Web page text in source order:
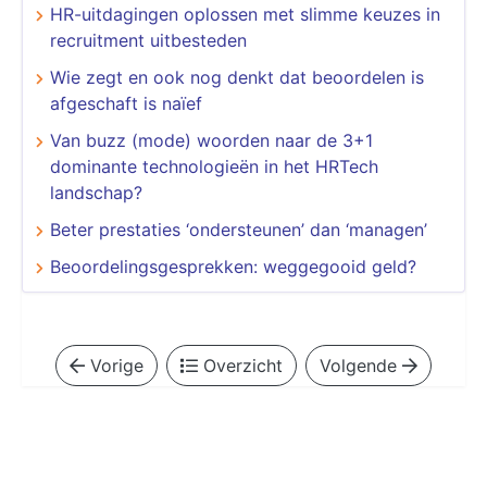
HR-uitdagingen oplossen met slimme keuzes in
recruitment uitbesteden
Wie zegt en ook nog denkt dat beoordelen is
afgeschaft is naïef
Van buzz (mode) woorden naar de 3+1
dominante technologieën in het HRTech
landschap?
Beter prestaties ‘ondersteunen’ dan ‘managen’
Beoordelingsgesprekken: weggegooid geld?
Vorige Overzicht Volgende